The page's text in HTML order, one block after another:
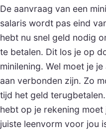
De aanvraag van een
salaris wordt pas eind
hebt nu snel geld nodig
te betalen. Dit los je op
minilening. Wel moet je
aan verbonden zijn. Zo
tijd het geld
hebt op je rekening
juiste leenvorm voor jou